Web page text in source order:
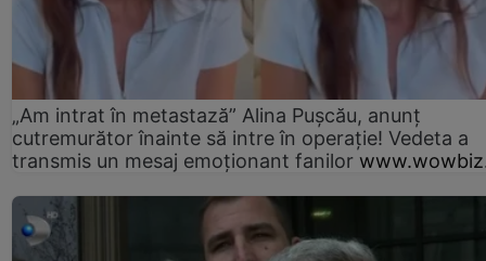
„Am intrat în metastază” Alina Pușcău, anunț
cutremurător înainte să intre în operație! Vedeta a
transmis un mesaj emoționant fanilor